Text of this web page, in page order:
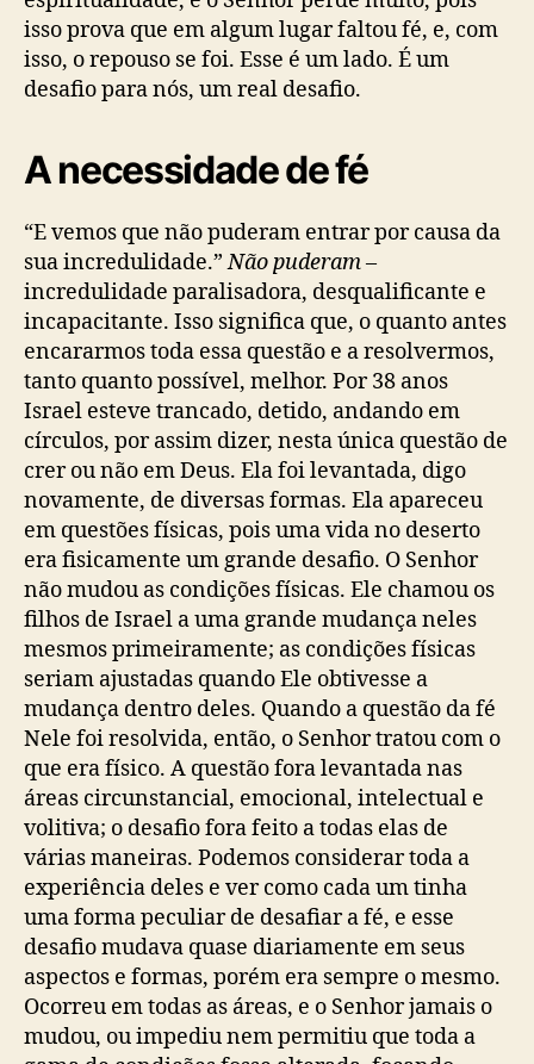
isso prova que em algum lugar faltou fé, e, com
isso, o repouso se foi. Esse é um lado. É um
desafio para nós, um real desafio.
A necessidade de fé
“E vemos que não puderam entrar por causa da
sua incredulidade.”Não puderam–
incredulidade paralisadora, desqualificante e
incapacitante. Isso significa que, o quanto antes
encararmos toda essa questão e a resolvermos,
tanto quanto possível, melhor. Por 38 anos
Israel esteve trancado, detido, andando em
círculos, por assim dizer, nesta única questão de
crer ou não em Deus. Ela foi levantada, digo
novamente, de diversas formas. Ela apareceu
em questões físicas, pois uma vida no deserto
era fisicamente um grande desafio. O Senhor
não mudou as condições físicas. Ele chamou os
filhos de Israel a uma grande mudança neles
mesmos primeiramente; as condições físicas
seriam ajustadas quando Ele obtivesse a
mudança dentro deles. Quando a questão da fé
Nele foi resolvida, então, o Senhor tratou com o
que era físico. A questão fora levantada nas
áreas circunstancial, emocional, intelectual e
volitiva; o desafio fora feito a todas elas de
várias maneiras. Podemos considerar toda a
experiência deles e ver como cada um tinha
uma forma peculiar de desafiar a fé, e esse
desafio mudava quase diariamente em seus
aspectos e formas, porém era sempre o mesmo.
Ocorreu em todas as áreas, e o Senhor jamais o
mudou, ou impediu nem permitiu que toda a